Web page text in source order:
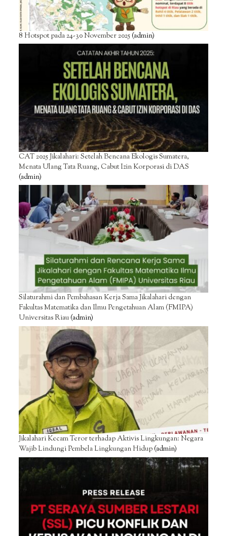
8 Hotspot pada 24-30 November 2025(admin)
CAT 2025 Jikalahari: Setelah Bencana Ekologis Sumatera,
Menata Ulang Tata Ruang, Cabut Izin Korporasi di DAS
(admin)
Silaturahmi dan Pembahasan Kerja Sama Jikalahari dengan
Fakultas Matematika dan Ilmu Pengetahuan Alam (FMIPA)
Universitas Riau(admin)
Jikalahari Kecam Teror terhadap Aktivis Lingkungan: Negara
Wajib Lindungi Pembela Lingkungan Hidup(admin)